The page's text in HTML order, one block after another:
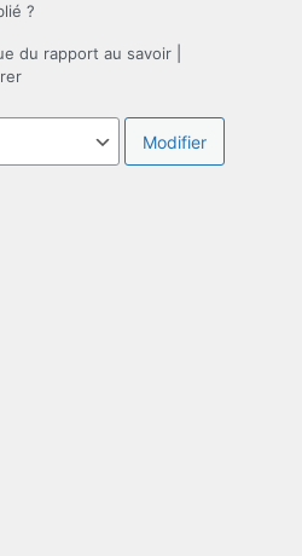
?
du rapport au savoir